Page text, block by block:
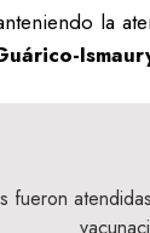
la
fueron